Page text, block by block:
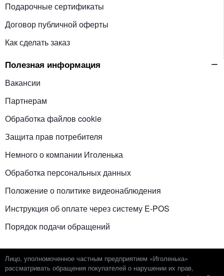
Подарочные сертификаты
Договор публичной оферты
Как сделать заказ
Полезная информация
Вакансии
Партнерам
Обработка файлов cookie
Защита прав потребителя
Немного о компании Иголенька
Обработка персональных данных
Положение о политике видеонаблюдения
Инструкция об оплате через систему E-POS
Порядок подачи обращений
Лицо, уполномоченное частным предприятием «Иголенька»
рассматривать обращения покупателей о нарушении их прав,